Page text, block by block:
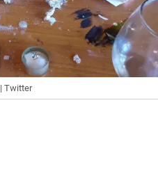
| Twitter